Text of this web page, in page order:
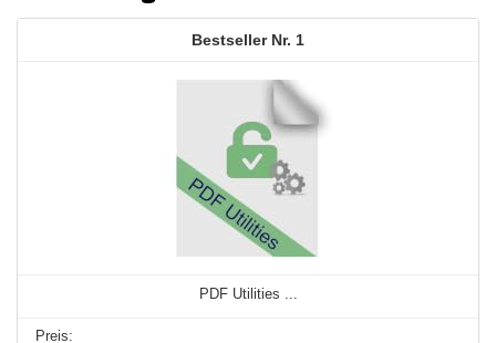
1
PDF Utilities ...